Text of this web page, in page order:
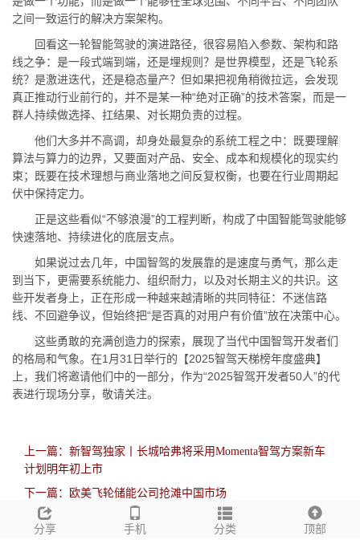
之间一致运行的解决方案架构。
回看这一轮智能驾驶的演进路径，很容易陷入参数、架构和路
线之争：是一段式端到端，还是埋规则？是世界模型，还是飞轮系
统？是激进迭代，还是稳态量产？但如果把视角稍微拉远，会发现
真正推动行业前行的，并不是某一种“绝对正确”的技术答案，而是一
群人持续做选择、扛结果、对长期负责的过程。
他们大多并不高调，却身处最复杂的系统工程之中：既要理解
算法与算力的边界，又要面对产品、安全、成本和规模化的现实约
束；既要在技术理想与商业落地之间反复权衡，也要在行业周期起
伏中保持定力。
正是这些看似“不够浪漫”的工程判断，构成了中国智能驾驶能够
快速落地、持续进化的底层支点。
如果说过去几年，中国智驾的发展靠的是速度与勇气，那么走
到当下，更需要系统能力、组织耐力，以及对长期主义的共识。这
些开发者身上，正在形成一种越来越清晰的共同特征：不迷信路
线、不回避争议，但始终把“是否真的对用户有价值”放在决策中心。
这些勇敢的充满创造力的探索，展现了当代中国智驾开发者们
的格局和气象。在1月31日举行的【2025智驾天梯榜年度盛典】
上，我们将邀请他们中的一部分，作为“2025智驾开发者50人”的代
表进行现场分享，敬请关注。
上一篇：新智驾独家丨长城哈弗将采用Momenta智驾方案新车
计划明年初上市
下一篇：欧美飞轮储能公司抢滩中国市场
分享 手机 分类 顶部